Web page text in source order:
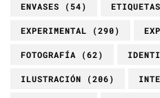
ENVASES (54) ETIQUETAS
EXPERIMENTAL (290)
FOTOGRAFÍA (62)
ILUSTRACIÓN (206)